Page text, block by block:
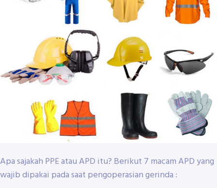
Apa sajakah PPE atau APD itu? Berikut 7 macam APD yang
wajib dipakai pada saat pengoperasian gerinda :